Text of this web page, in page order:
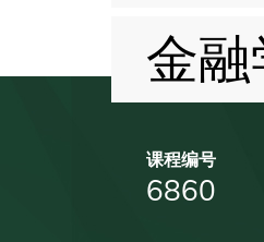
金融
课程编号
6860